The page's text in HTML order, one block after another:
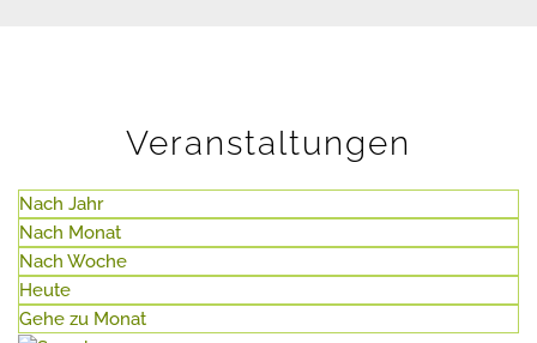
Veranstaltungen
Nach Jahr
Nach Monat
Nach Woche
Heute
Gehe zu Monat